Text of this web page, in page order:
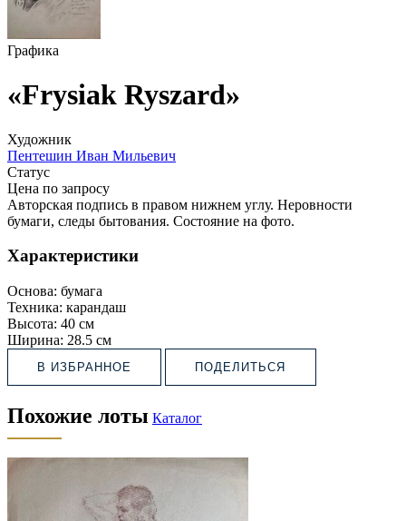
Графика
«Frysiak Ryszard»
Художник
Пентешин Иван Мильевич
Статус
Цена по запросу
Авторская подпись в правом нижнем углу. Неровности
бумаги, следы бытования. Состояние на фото.
Характеристики
Основа: бумага
Техника: карандаш
Высота: 40 см
Ширина: 28.5 см
В ИЗБРАННОЕ ПОДЕЛИТЬСЯ
Похожие лоты Каталог